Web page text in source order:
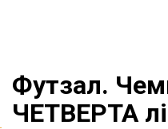
Футзал.
ЧЕТВЕРТА